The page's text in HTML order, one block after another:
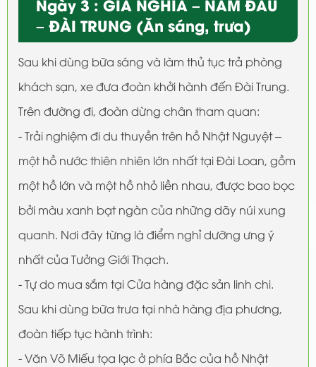
Ngày 3 : GIA NGHĨA – NAM ĐẦU
– ĐÀI TRUNG (Ăn sáng, trưa)
Sau khi dùng bữa sáng và làm thủ tục trả phòng
khách sạn, xe đưa đoàn khởi hành đến Đài Trung.
Trên đường đi, đoàn dừng chân tham quan:
- Trải nghiệm đi du thuyền trên hồ Nhật Nguyệt –
một hồ nước thiên nhiên lớn nhất tại Đài Loan, gồm
một hồ lớn và một hồ nhỏ liền nhau, được bao bọc
bởi màu xanh bạt ngàn của những dãy núi xung
quanh. Nơi đây từng là điểm nghỉ dưỡng ưng ý
nhất của Tưởng Giới Thạch.
- Tự do mua sắm tại Cửa hàng đặc sản linh chi.
Sau khi dùng bữa trưa tại nhà hàng địa phương,
đoàn tiếp tục hành trình:
- Văn Võ Miếu tọa lạc ở phía Bắc của hồ Nhật